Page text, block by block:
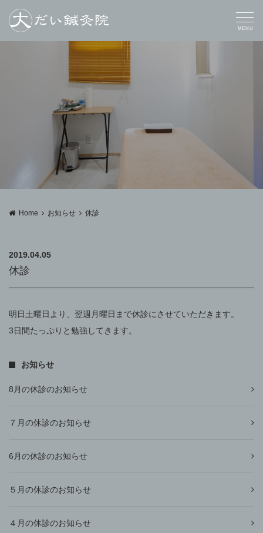
MENU
Home お知らせ 休診
2019.04.05
休診
明日土曜日より、翌週月曜日まで休診にさせていただきます。
3日間たっぷりと勉強してきます。
お知らせ
8月の休診のお知らせ
７月の休診のお知らせ
6月の休診のお知らせ
５月の休診のお知らせ
４月の休診のお知らせ